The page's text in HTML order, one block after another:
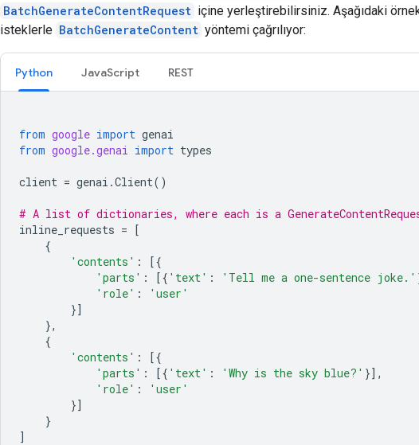
BatchGenerateContentRequest içine yerleştirebilirsiniz. Aşağıdaki
isteklerle BatchGenerateContent yöntemi çağrılıyor:
Python JavaScript REST
from google import genai
from google.genai import types
client = genai .Client()
# A list of dictionaries, where each is a
inline_requests = [
{
'contents' :
[{
'parts' : [{ 'text' : 'Tell me a one-sentence joke.'
'role' :
'user'
}]
},
{
'contents' :
[{
'parts' : [{ 'text' : 'Why is the sky blue?' }],
'role' :
'user'
}]
}
]